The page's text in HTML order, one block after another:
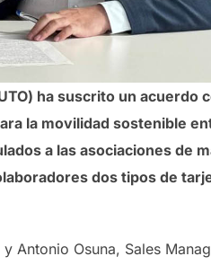
ha suscrito un acuerdo
la movilidad sostenible
a las asociaciones de
dos tipos de
Antonio Osuna, Sales